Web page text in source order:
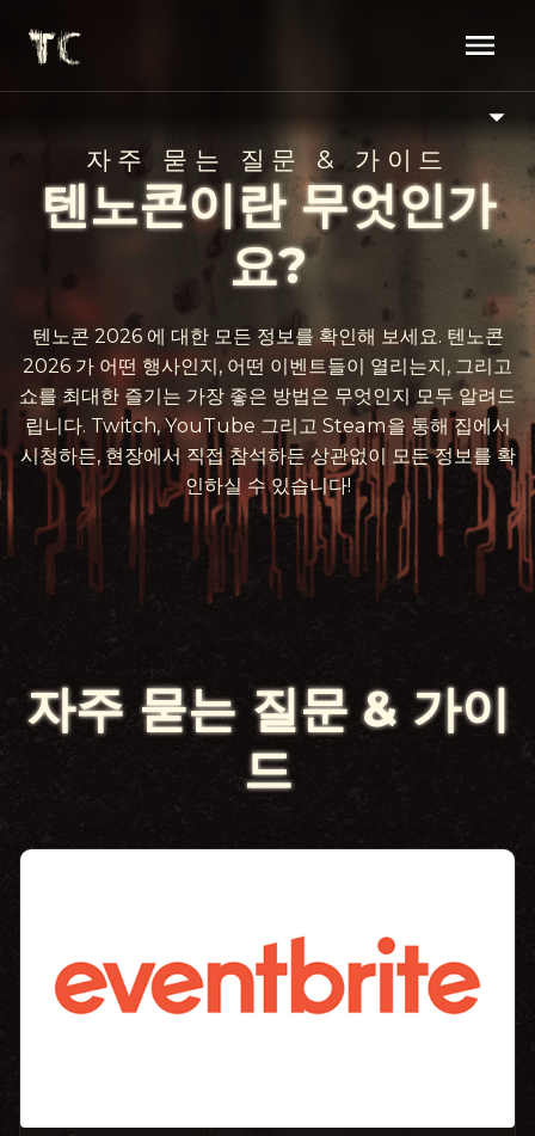
자주 묻는 질문 & 가이드
텐노콘이란 무엇인가
요?
텐노콘 2026 에 대한 모든 정보를 확인해 보세요. 텐노콘
2026 가 어떤 행사인지, 어떤 이벤트들이 열리는지, 그리고
쇼를 최대한 즐기는 가장 좋은 방법은 무엇인지 모두 알려드
립니다. Twitch, YouTube 그리고 Steam을 통해 집에서
시청하든, 현장에서 직접 참석하든 상관없이 모든 정보를 확
인하실 수 있습니다!
자주 묻는 질문 & 가
이드